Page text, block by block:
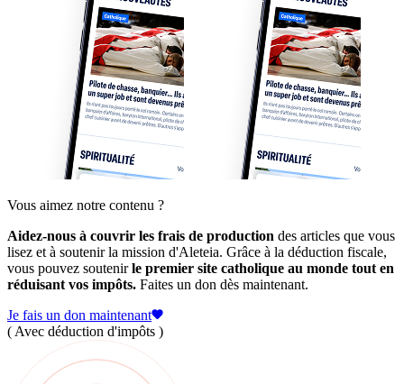
Vous aimez notre contenu ?
Aidez-nous à couvrir les frais de production des articles que vous
lisez et à soutenir la mission d'Aleteia. Grâce à la déduction fiscale,
vous pouvez soutenirle premier site catholique au monde tout en
réduisant vos impôts. Faites un don dès maintenant.
Je fais un don maintenant
( Avec déduction d'impôts )